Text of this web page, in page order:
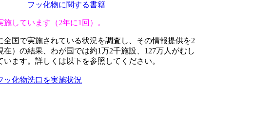
フッ化物に関する書籍
施しています（2年に1 回）。
国で実施されている状況を調査し、その情報提供を2
在）の結果、わが国では約1万2千施設、 127万人がむし
ます。詳しくは以下を参照してください。
ッ化物洗口を実施状況